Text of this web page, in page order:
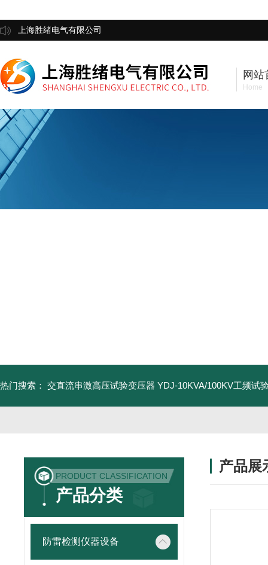
上海胜绪电气有限公司
网站
Home
热门搜索： 交直流串激高压试验变压器 YDJ-10KVA/100KV工频试
PRODUCT CLASSIFICATION
产品分类
防雷检测仪器设备
产品展